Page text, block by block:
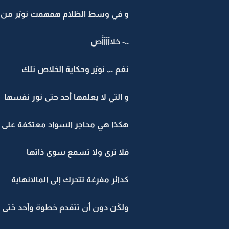
و في وسط الظلام همهمت نويّر من
..- خلاآآآآًص
نعَم .., نويّر وحكاية الخلاص تلك
و التي لا يعلمها أحد حتى نور نفسها
هكذا هي محاجر السواد معتكفة
فلا ترى ولا تسمع سوى ذاتها
كدائر مفرغة تتحرك إلى المالانهاية
ولكَن دون أن تتقدم خطوة وآحد حَتى